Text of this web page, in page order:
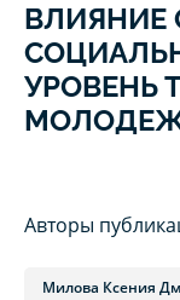
ВЛИЯНИЕ
УРОВЕНЬ
Авторы
Милова Ксения